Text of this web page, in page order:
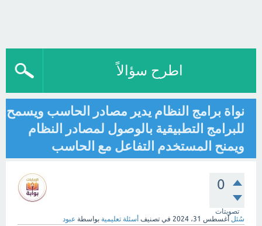
اطرح سؤالاً
نواة برامج النظام يدير مصادر الحاسب ويسمح
للبرامج التطبيقية بالوصول لمصادر النظام
ويمنح المستخدم التفاعل مع الحاسب
0
تصويتات
سُئل أغسطس 31، 2024 في تصنيف أسئلة تعليمية بواسطة عبود